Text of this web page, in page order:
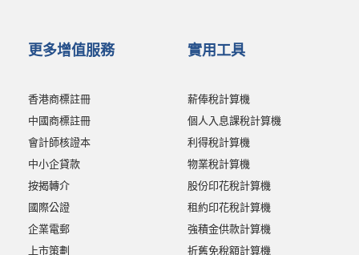
更多增值服務
香港商標註冊
中國商標註冊
會計師核證本
中小企貸款
按揭轉介
國際公證
企業電郵
上市策劃
實用工具
薪俸稅計算機
個人入息課稅計算機
利得稅計算機
物業稅計算機
股份印花稅計算機
租約印花稅計算機
強積金供款計算機
折舊免稅額計算機